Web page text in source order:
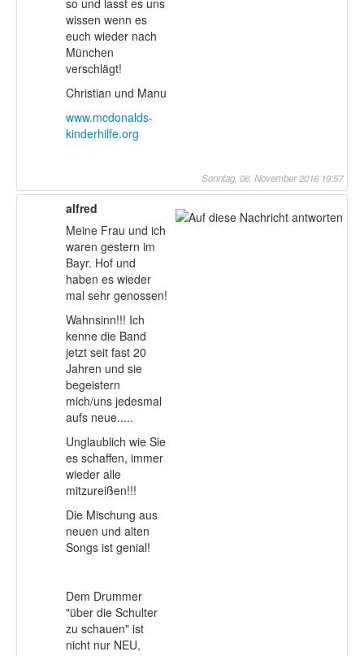
wissen wenn es
euch wieder nach
München
verschlägt!
Christian und Manu
www.mcdonalds-
kinderhilfe.org
Sonntag, 06. November 2016 19:57
alfred
Meine Frau und ich
waren gestern im
Bayr. Hof und
haben es wieder
mal sehr genossen!
Wahnsinn!!! Ich
kenne die Band
jetzt seit fast 20
Jahren und sie
begeistern
mich/uns jedesmal
aufs neue.....
Unglaublich wie Sie
es schaffen, immer
wieder alle
mitzureißen!!!
Die Mischung aus
neuen und alten
Songs ist genial!
Dem Drummer
"über die Schulter
zu schauen" ist
nicht nur NEU,